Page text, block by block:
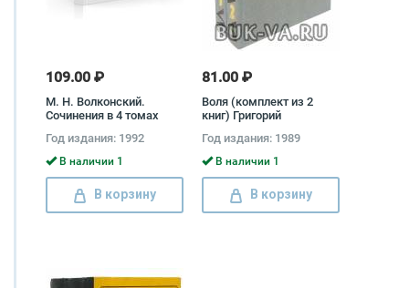
109.00 ₽
М. Н. Волконский.
Сочинения в 4 томах
Волконский
Год издания: 1992
В наличии 1
В корзину
81.00 ₽
Воля (комплект из 2
книг) Григорий
Год издания: 1989
В наличии 1
В корзину